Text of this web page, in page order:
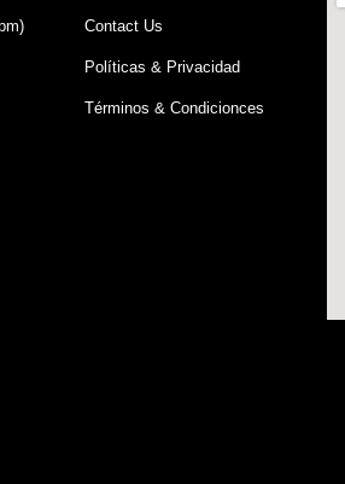
Contact Us
Políticas & Privacidad
Términos & Condicionces